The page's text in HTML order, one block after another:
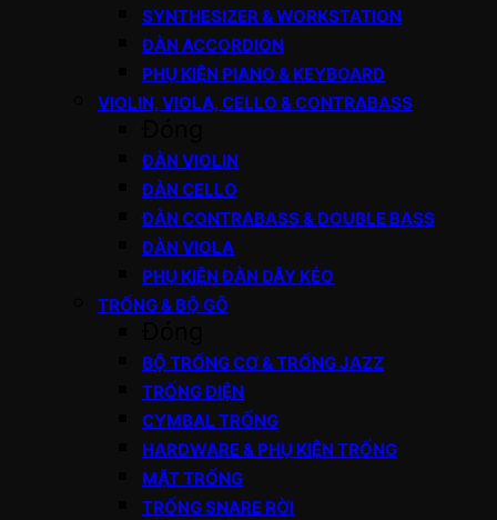
SYNTHESIZER & WORKSTATION
ĐÀN ACCORDION
PHỤ KIỆN PIANO & KEYBOARD
VIOLIN, VIOLA, CELLO & CONTRABASS
ĐÀN VIOLIN
ĐÀN CELLO
ĐÀN CONTRABASS & DOUBLE BASS
ĐÀN VIOLA
PHỤ KIỆN ĐÀN DÂY KÉO
TRỐNG & BỘ GÕ
BỘ TRỐNG CƠ & TRỐNG JAZZ
TRỐNG ĐIỆN
CYMBAL TRỐNG
HARDWARE & PHỤ KIỆN TRỐNG
MẶT TRỐNG
TRỐNG SNARE RỜI